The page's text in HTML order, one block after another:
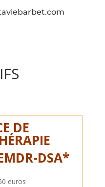
DE
DSA*
euros